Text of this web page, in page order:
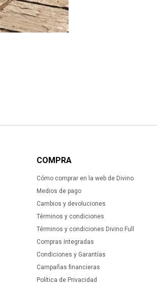
COMPRA
Cómo comprar en la web de Divino
Medios de pago
Cambios y devoluciones
Términos y condiciones
Términos y condiciones Divino Full
Compras Integradas
Condiciones y Garantías
Campañas financieras
Política de Privacidad